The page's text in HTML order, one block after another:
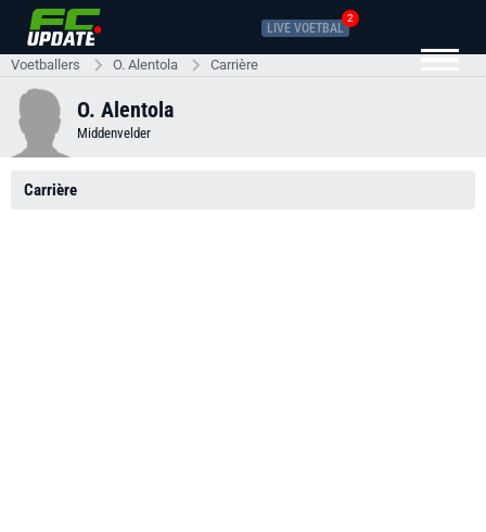
LIVE VOETBAL
2
Voetballers O. Alentola Carrière
O. Alentola
Middenvelder
Carrière